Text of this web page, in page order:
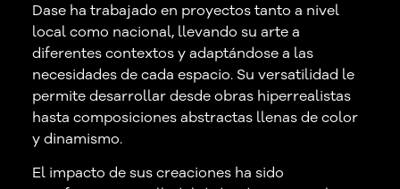
Dase ha trabajado en proyectos tanto a nivel
local como nacional, llevando su arte a
diferentes contextos y adaptándose a las
necesidades de cada espacio. Su versatilidad le
permite desarrollar desde obras hiperrealistas
hasta composiciones abstractas llenas de color
y dinamismo.
El impacto de sus creaciones ha sido